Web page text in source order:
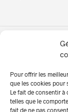
Pour offrir les
que les cookies pour
Le fait de consentir à
telles que le
fait de ne pas